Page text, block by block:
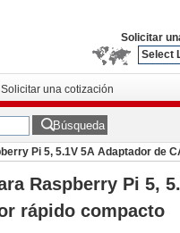
Solicitar
Select
Solicitar una cotización
Búsqueda
Pi 5, 5.1V 5A Adaptador de
Raspberry Pi 5,
rápido compacto